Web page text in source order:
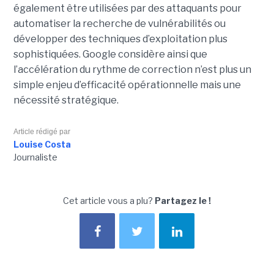
également être utilisées par des attaquants pour
automatiser la recherche de vulnérabilités ou
développer des techniques d’exploitation plus
sophistiquées. Google considère ainsi que
l’accélération du rythme de correction n’est plus un
simple enjeu d’efficacité opérationnelle mais une
nécessité stratégique.
Article rédigé par
Louise Costa
Journaliste
Cet article vous a plu? Partagez le !